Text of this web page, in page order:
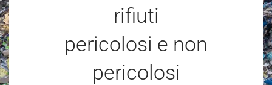
rifiuti
pericolosi e non
pericolosi